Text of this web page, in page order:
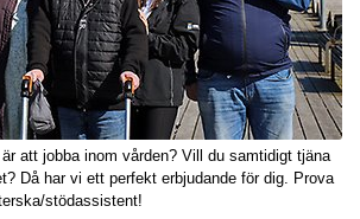
att jobba inom vården? Vill du samtidigt tjäna
Då har vi ett perfekt erbjudande för dig. Prova
stödassistent!